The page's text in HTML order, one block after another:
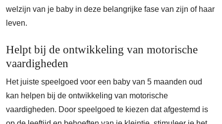
welzijn van je baby in deze belangrijke fase van zijn of haar
leven.
Helpt bij de ontwikkeling van motorische
vaardigheden
Het juiste speelgoed voor een baby van 5 maanden oud
kan helpen bij de ontwikkeling van motorische
vaardigheden. Door speelgoed te kiezen dat afgestemd is